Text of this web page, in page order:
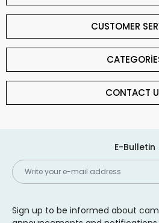
CUSTOMER
CONTACT
E-Bulletin
Sign up to be informed about